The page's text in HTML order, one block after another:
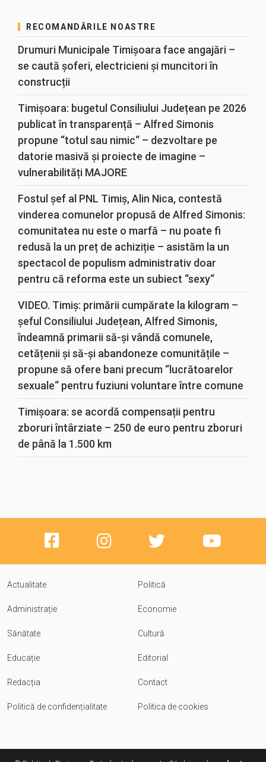
RECOMANDĂRILE NOASTRE
Drumuri Municipale Timișoara face angajări –
se caută șoferi, electricieni și muncitori în
construcții
Timișoara: bugetul Consiliului Județean pe 2026
publicat în transparență – Alfred Simonis
propune “totul sau nimic“ – dezvoltare pe
datorie masivă și proiecte de imagine –
vulnerabilități MAJORE
Fostul șef al PNL Timiș, Alin Nica, contestă
vinderea comunelor propusă de Alfred Simonis:
comunitatea nu este o marfă – nu poate fi
redusă la un preț de achiziție – asistăm la un
spectacol de populism administrativ doar
pentru că reforma este un subiect “sexy“
VIDEO. Timiș: primării cumpărate la kilogram –
șeful Consiliului Județean, Alfred Simonis,
îndeamnă primarii să-și vândă comunele,
cetățenii și să-și abandoneze comunitățile –
propune să ofere bani precum “lucrătoarelor
sexuale“ pentru fuziuni voluntare între comune
Timișoara: se acordă compensații pentru
zboruri întârziate – 250 de euro pentru zboruri
de până la 1.500 km
Actualitate Politică
Administrație Economie
Sănătate Cultură
Educație Editorial
Redacția Contact
Politică de confidențialitate Politica de cookies